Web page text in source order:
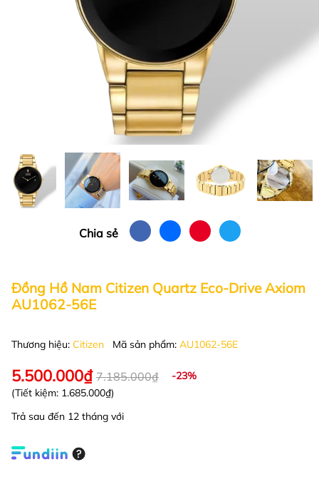
Chia sẻ
Đồng Hồ Nam Citizen Quartz Eco-Drive Axiom
AU1062-56E
Thương hiệu: Citizen Mã sản phẩm: AU1062-56E
5.500.000₫ 7.185.000₫
-23%
(Tiết kiệm: 1.685.000₫)
Trả sau đến 12 tháng với